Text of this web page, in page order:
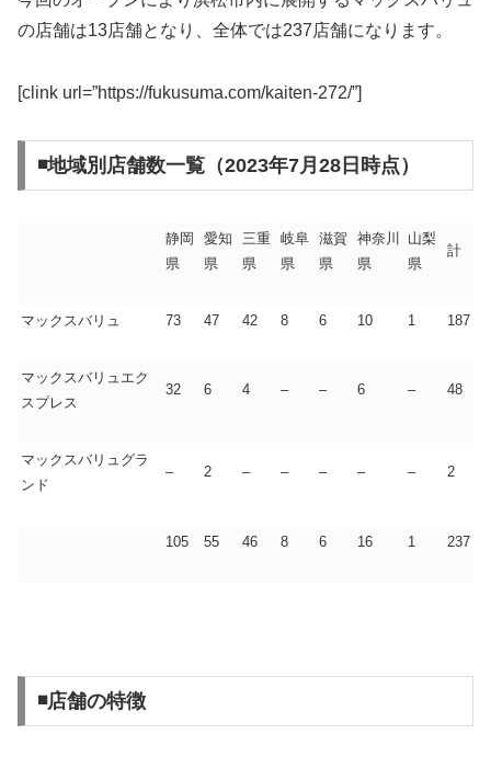
の店舗は13店舗となり、全体では237店舗になります。
[clink url=”https://fukusuma.com/kaiten-272/”]
◾️地域別店舗数一覧（2023年7月28日時点）
静岡
県
愛知
県
三重
県
岐阜
県
滋賀
県
神奈川
県
山梨
県
計
マックスバリュ 73 47 42 8 6 10 1 187
マックスバリュエク
スプレス
32 6 4 – – 6 – 48
マックスバリュグラ
ンド
– 2 – – – – – 2
105 55 46 8 6 16 1 237
◾️店舗の特徴